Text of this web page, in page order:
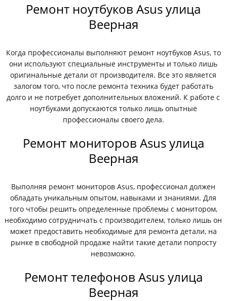
Ремонт ноутбуков Asus улица
Веерная
Когда профессионалы выполняют ремонт ноутбуков Asus, то
они используют специальные инструменты и только лишь
оригинальные детали от производителя. Все это является
залогом того, что после ремонта техника будет работать
долго и не потребует дополнительных вложений. К работе с
ноутбуками допускаются только лишь опытные
профессионалы своего дела.
Ремонт мониторов Asus улица
Веерная
Выполняя ремонт мониторов Asus, профессионал должен
обладать уникальным опытом, навыками и знаниями. Для
того чтобы решить определенные проблемы с монитором,
необходимо сотрудничать с производителем, только лишь он
может предоставить необходимые для ремонта детали, на
рынке в свободной продаже найти такие детали попросту
невозможно.
Ремонт телефонов Asus улица
Веерная